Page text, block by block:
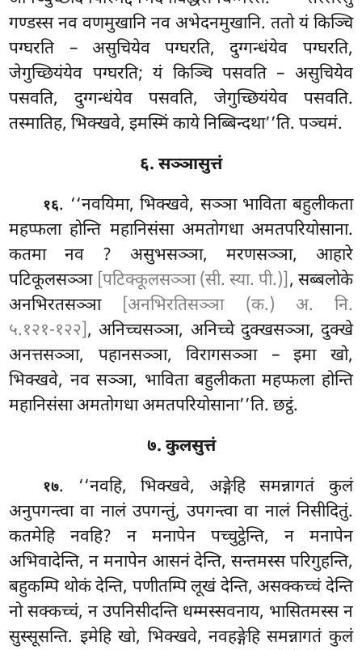
गण्डस्स नव वणमुखानि नव अभेदनमुखानि. ततो यं किञ्चि
पग्घरति – असुचियेव पग्घरति, दुग्गन्धंयेव पग्घरति,
जेगुच्छियंयेव पग्घरति; यं किञ्चि पसवति– असुचियेव
पसवति, दुग्गन्धंयेव पसवति, जेगुच्छियंयेव पसवति.
तस्मातिह, भिक्खवे, इमस्मिं काये निब्बिन्दथा’’ति. पञ्चमं.
६. सञ्ञासुत्तं
१६. ‘‘नवयिमा, भिक्खवे, सञ्ञा भाविता बहुलीकता
महप्फला होन्ति महानिसंसा अमतोगधा अमतपरियोसाना.
कतमा नव ? असुभसञ्ञा, मरणसञ्ञा, आहारे
पटिकूलसञ्ञा [पटिक्कूलसञ्ञा (सी. स्या. पी.)], सब्बलोके
अनभिरतसञ्ञा
[अनभिरतिसञ्ञा (क.) अ. नि.
५.१२१-१२२], अनिच्चसञ्ञा, अनिच्चे दुक्खसञ्ञा, दुक्खे
अनत्तसञ्ञा, पहानसञ्ञा, विरागसञ्ञा – इमा खो,
भिक्खवे, नव सञ्ञा, भाविता बहुलीकता महप्फला होन्ति
महानिसंसा अमतोगधा अमतपरियोसाना’’ति. छट्ठं.
७. कुलसुत्तं
१७. ‘‘नवहि, भिक्खवे, अङ्गेहि समन्नागतं कुलं
अनुपगन्त्वा वा नालं उपगन्तुं, उपगन्त्वा वा नालं निसीदितुं.
कतमेहि नवहि? न मनापेन पच्चुट्ठेन्ति, न मनापेन
अभिवादेन्ति, न मनापेन आसनं देन्ति, सन्तमस्स परिगुहन्ति,
बहुकम्पि थोकं देन्ति, पणीतम्पि लूखं देन्ति, असक्कच्चं देन्ति
नो सक्कच्चं, न उपनिसीदन्ति धम्मस्सवनाय, भासितमस्स न
सुस्सूसन्ति. इमेहि खो, भिक्खवे, नवहङ्गेहि समन्नागतं कुलं